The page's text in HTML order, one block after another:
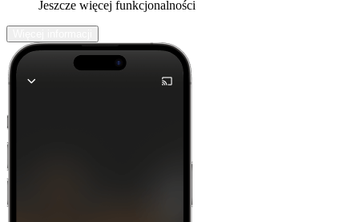
Jeszcze więcej funkcjonalności